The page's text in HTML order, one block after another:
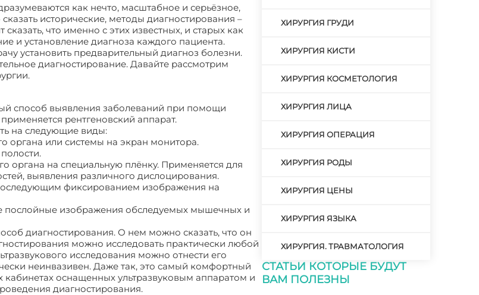
как нечто, масштабное и серьёзное,
исторические, методы диагностирования –
что именно с этих известных, и старых как
и установление диагноза каждого пациента.
установить предварительный диагноз болезни.
диагностирование. Давайте рассмотрим
способ выявления заболеваний при помощи
рентгеновский аппарат.
на следующие виды:
органа или системы на экран монитора.
органа на специальную плёнку. Применяется для
выявления различного дислоцирования.
фиксированием изображения на
послойные изображения обследуемых мышечных и
диагностирования. О нем можно сказать, что он
можно исследовать практически любой
исследования можно отнести его
неинвазивен. Даже так, это самый комфортный
оснащенных ультразвуковым аппаратом и
диагностирования.
ХИРУРГИЯ ГРУДИ
ХИРУРГИЯ КИСТИ
ХИРУРГИЯ КОСМЕТОЛОГИЯ
ХИРУРГИЯ ЛИЦА
ХИРУРГИЯ ОПЕРАЦИЯ
ХИРУРГИЯ РОДЫ
ХИРУРГИЯ ЦЕНЫ
ХИРУРГИЯ ЯЗЫКА
ХИРУРГИЯ. ТРАВМАТОЛОГИЯ
СТАТЬИ КОТОРЫЕ БУДУТ
ВАМ ПОЛЕЗНЫ